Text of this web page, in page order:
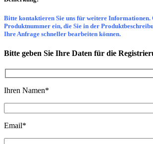
Bitte kontaktieren Sie uns für weitere Informationen.
Produktnummer ein, die Sie in der
Ihre Anfrage schneller bearbeiten können.
Bitte geben Sie Ihre Daten für die
Ihren Namen*
Email*